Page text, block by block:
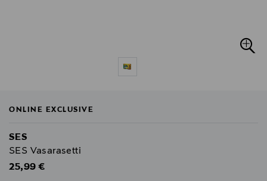
ONLINE EXCLUSIVE
SES
SES Vasarasetti
Original Price
25,99 €